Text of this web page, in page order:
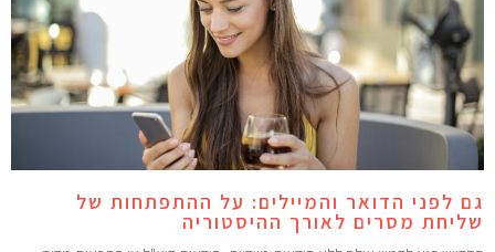
לפני הדואר והמיילים: על ההתפתחות של
מסרים לאורך ההיסטוריה